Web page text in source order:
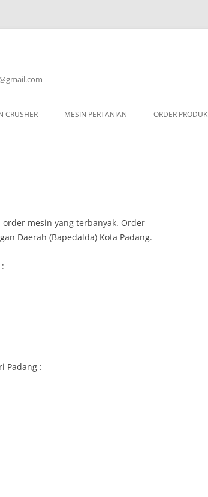
CRUSHER
CRUSHER ORGANIK
MESIN PERTANIAN ORDER PRODUK
mesin yang terbanyak. Order
Daerah (Bapedalda) Kota Padang.
Padang :